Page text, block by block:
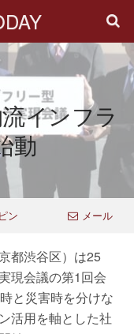
インフラ
動
ピン メール
都渋谷区）は25
現会議の第1回会
と災害時を分けな
活用を軸とした社